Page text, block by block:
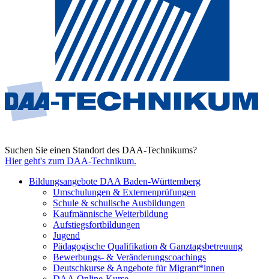
Suchen Sie einen Standort des DAA-Technikums?
Hier geht's zum DAA-Technikum.
Bildungsangebote DAA Baden-Württemberg
Umschulungen & Externenprüfungen
Schule & schulische Ausbildungen
Kaufmännische Weiterbildung
Aufstiegsfortbildungen
Jugend
Pädagogische Qualifikation & Ganztagsbetreuung
Bewerbungs- & Veränderungscoachings
Deutschkurse & Angebote für Migrant*innen